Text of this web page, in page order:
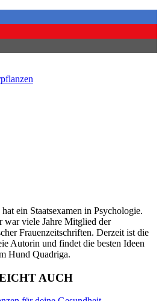
ein Staatsexamen in Psychologie.
war viele Jahre Mitglied der
Frauenzeitschriften. Derzeit ist die
Autorin und findet die besten Ideen
Hund Quadriga.
AUCH